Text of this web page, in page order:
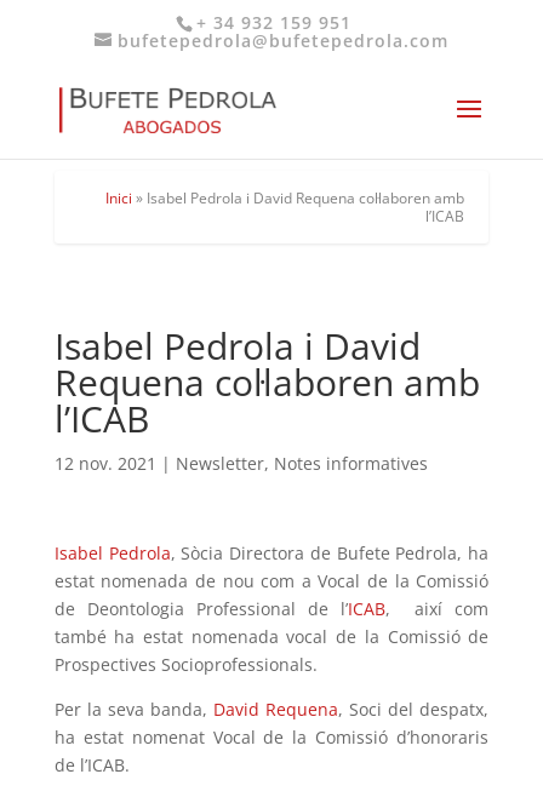
+ 34 932 159 951
bufetepedrola@bufetepedrola.com
Inici » Isabel Pedrola i David Requena col·laboren amb
l’ICAB
Isabel Pedrola i David
Requena col·laboren amb
l’ICAB
12 nov. 2021 | Newsletter, Notes informatives
Isabel Pedrola, Sòcia Directora de Bufete Pedrola, ha
estat nomenada de nou com a Vocal de la Comissió
de Deontologia Professional de l’ICAB, així com
també ha estat nomenada vocal de la Comissió de
Prospectives Socioprofessionals.
Per la seva banda, David Requena, Soci del despatx,
ha estat nomenat Vocal de la Comissió d’honoraris
de l’ICAB.